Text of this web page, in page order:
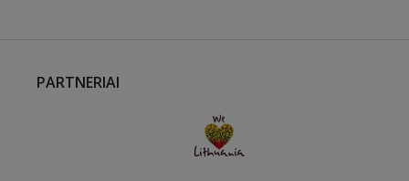
PARTNERIAI